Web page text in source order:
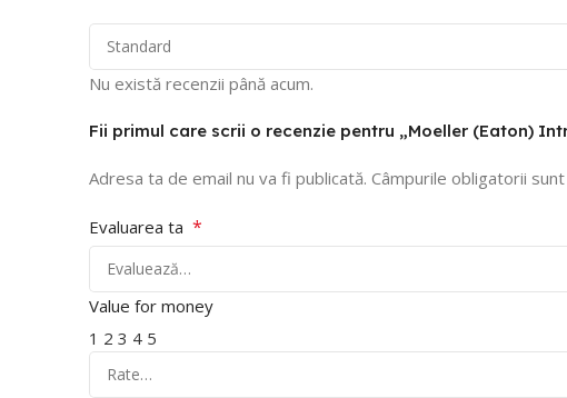
Nu există recenzii până acum.
Fii primul care scrii o recenzie pentru „Moeller (Eaton)
Adresa ta de email nu va fi publicată. Câmpurile obligatorii
Evaluarea ta *
Value for money
1 2 3 4 5